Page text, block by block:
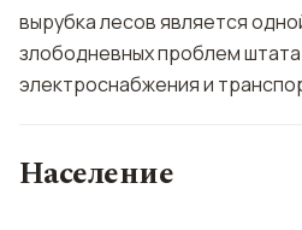
вырубка лесов является
злободневных проблем
электроснабжения и
Население